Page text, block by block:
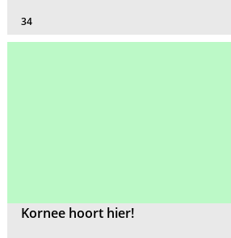
34
Kornee hoort hier!